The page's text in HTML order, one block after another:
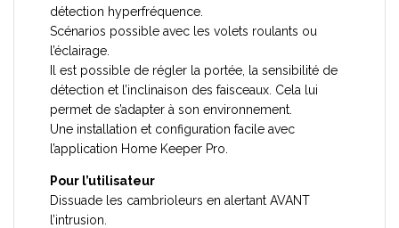
détection hyperfréquence.
Scénarios possible avec les volets roulants ou
l’éclairage.
Il est possible de régler la portée, la sensibilité de
détection et l’inclinaison des faisceaux. Cela lui
permet de s’adapter à son environnement.
Une installation et configuration facile avec
l’application Home Keeper Pro.
Pour l’utilisateur
Dissuade les cambrioleurs en alertant AVANT
l’intrusion.